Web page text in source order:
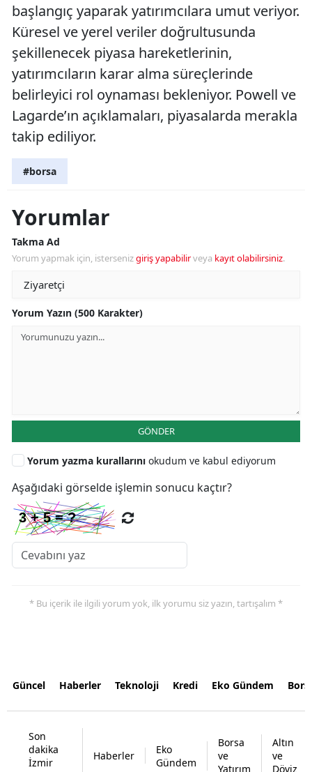
başlangıç yaparak yatırımcılara umut veriyor.
Küresel ve yerel veriler doğrultusunda
şekillenecek piyasa hareketlerinin,
yatırımcıların karar alma süreçlerinde
belirleyici rol oynaması bekleniyor. Powell ve
Lagarde’ın açıklamaları, piyasalarda merakla
takip ediliyor.
#borsa
Yorumlar
Takma Ad
Yorum yapmak için, istersenizgiriş yapabilirveya kayıt olabilirsiniz.
Yorum Yazın (500 Karakter)
GÖNDER
Yorum yazma kurallarını okudum ve kabul ediyorum
Aşağıdaki görselde işlemin sonucu kaçtır?
* Bu içerik ile ilgili yorum yok, ilk yorumu siz yazın, tartışalım *
Güncel Haberler Teknoloji Kredi Eko Gündem
Son
dakika
İzmir
Haberler
Eko
Gündem
Borsa
ve
Yatırım
Altın
ve
Döviz